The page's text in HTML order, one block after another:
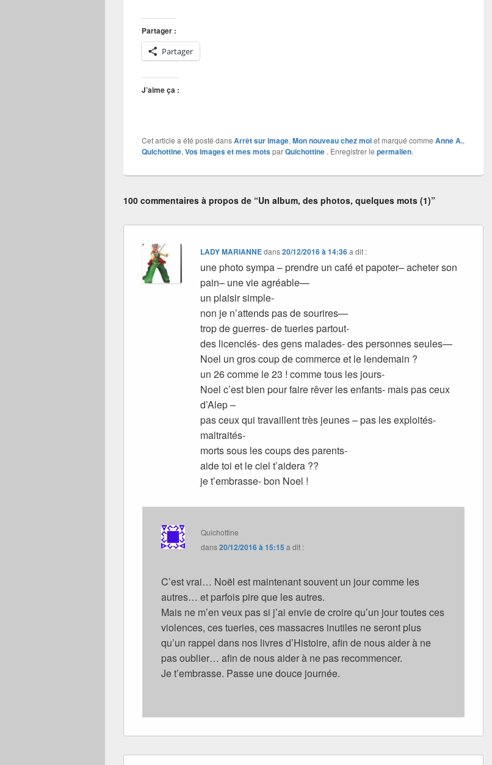
Partager :
Partager
J’aime ça :
Cet article a été posté dansArrêt sur image, Mon nouveau chez moiet marqué comme Anne A.,
Quichottine, Vos images et mes motsparQuichottine . Enregistrer le permalien.
100 commentaires à propos de “Un album, des photos, quelques mots (1)”
LADY MARIANNEdans20/12/2016 à 14:36a dit :
une photo sympa – prendre un café et papoter– acheter son
pain– une vie agréable—
un plaisir simple-
non je n’attends pas de sourires—
trop de guerres- de tueries partout-
des licenciés- des gens malades- des personnes seules—
Noel un gros coup de commerce et le lendemain ?
un 26 comme le 23 ! comme tous les jours-
Noel c’est bien pour faire rêver les enfants- mais pas ceux
d’Alep –
pas ceux qui travaillent très jeunes – pas les exploités-
maltraités-
morts sous les coups des parents-
aide toi et le ciel t’aidera ??
je t’embrasse- bon Noel !
Quichottine
dans20/12/2016 à 15:15 a dit :
C’est vrai… Noël est maintenant souvent un jour comme les
autres… et parfois pire que les autres.
Mais ne m’en veux pas si j’ai envie de croire qu’un jour toutes ces
violences, ces tueries, ces massacres inutiles ne seront plus
qu’un rappel dans nos livres d’Histoire, afin de nous aider à ne
pas oublier… afin de nous aider à ne pas recommencer.
Je t’embrasse. Passe une douce journée.